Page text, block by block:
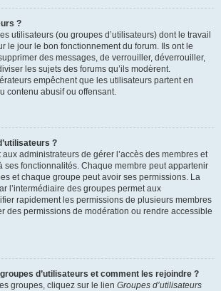
?
utilisateurs (ou groupes d’utilisateurs) dont le travail
le jour le bon fonctionnement du forum. Ils ont le
des messages, de verrouiller, déverrouiller,
les sujets des forums qu’ils modèrent.
empêchent que les utilisateurs partent en
contenu abusif ou offensant.
?
administrateurs de gérer l’accès des membres et
ses fonctionnalités. Chaque membre peut appartenir
et chaque groupe peut avoir ses permissions. La
l’intermédiaire des groupes permet aux
rapidement les permissions de plusieurs membres
des permissions de modération ou rendre accessible
d’utilisateurs et comment les rejoindre ?
groupes, cliquez sur le lien Groupes d’utilisateurs